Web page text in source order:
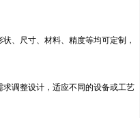
、尺寸、材料、精度等均可定制，
调整设计，适应不同的设备或工艺